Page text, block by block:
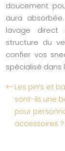
doucement
aura
lavage direct
structure du
confier vos
spécialisé dans
Les pin’s et
sont-ils une
pour
accessoires ?